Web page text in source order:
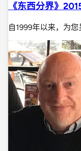
《东西分界》
自1999年以来，为您